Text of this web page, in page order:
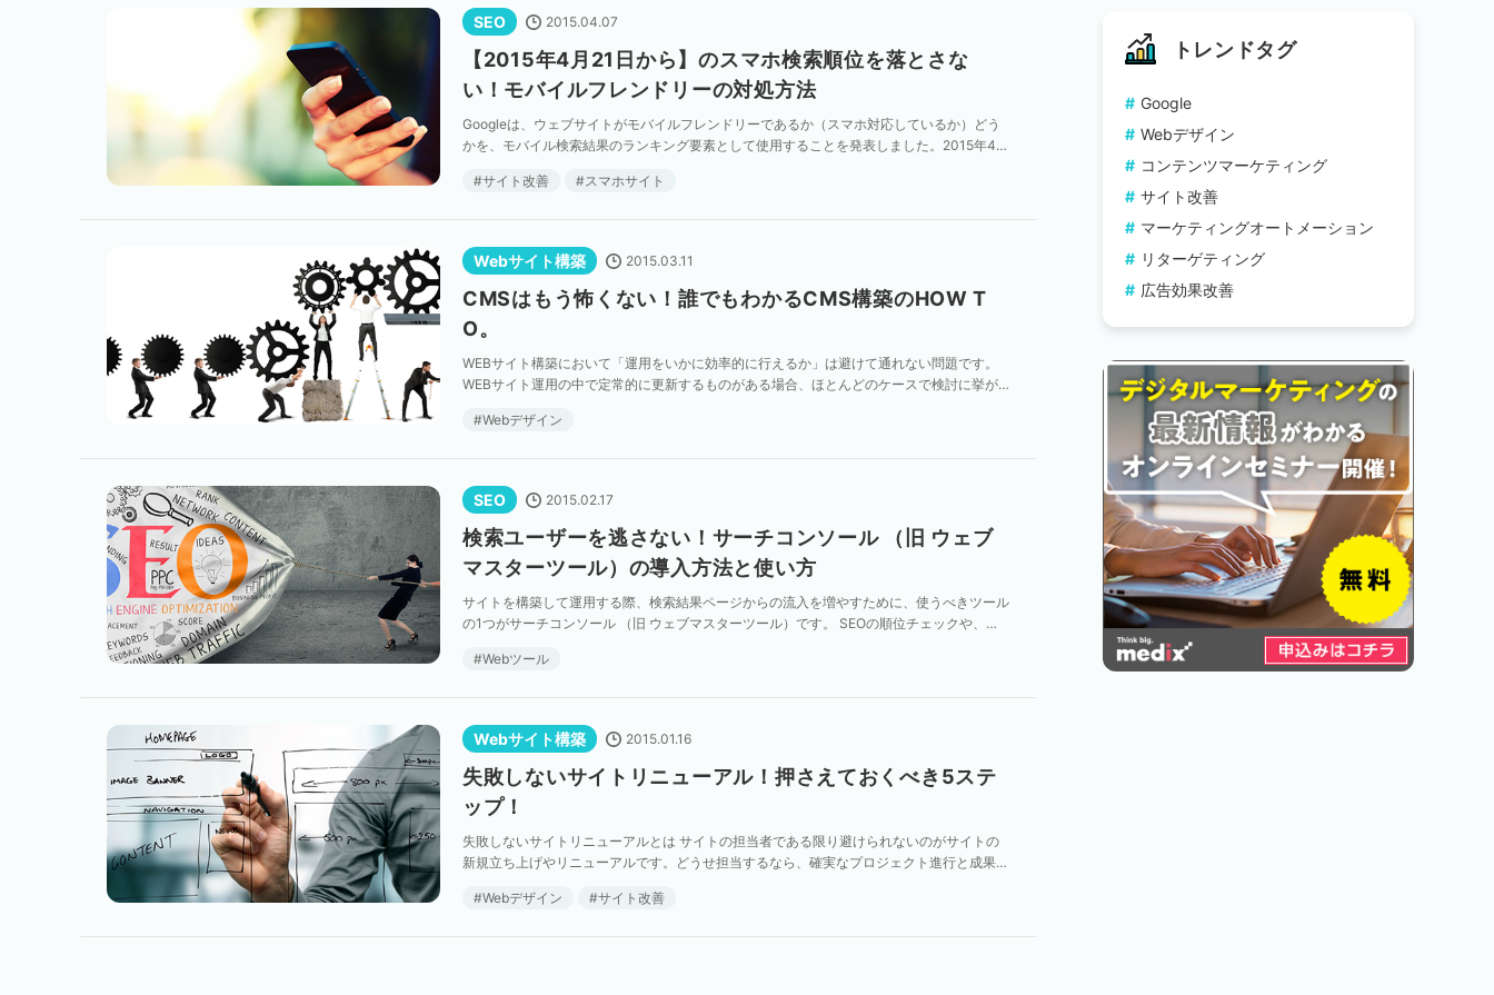
SEO 2015.04.07
【2015年4月21日から】のスマホ検索順位を落とさな
い！モバイルフレンドリーの対処方法
Googleは、ウェブサイトがモバイルフレンドリーであるか（スマホ対応しているか）どう
かを、モバイル検索結果のランキング要素として使用することを発表しました。2015年4月
サイト改善
スマホサイト
Webサイト構築 2015.03.11
CMSはもう怖くない！誰でもわかるCMS構築のHOW T
O。
WEBサイト構築において「運用をいかに効率的に行えるか」は避けて通れない問題です。
WEBサイト運用の中で定常的に更新するものがある場合、ほとんどのケースで検討に挙が
Webデザイン
SEO 2015.02.17
検索ユーザーを逃さない！サーチコンソール （旧 ウェブ
マスターツール）の導入方法と使い方
サイトを構築して運用する際、検索結果ページからの流入を増やすために、使うべきツール
の1つがサーチコンソール （旧 ウェブマスターツール）です。 SEOの順位チェックや、広
Webツール
Webサイト構築 2015.01.16
失敗しないサイトリニューアル！押さえておくべき5ステ
ップ！
失敗しないサイトリニューアルとは サイトの担当者である限り避けられないのがサイトの
新規立ち上げやリニューアルです。どうせ担当するなら、確実なプロジェクト進行と成果拡
Webデザイン
サイト改善
トレンドタグ
Google
Webデザイン
コンテンツマーケティング
サイト改善
マーケティングオートメーション
リターゲティング
広告効果改善